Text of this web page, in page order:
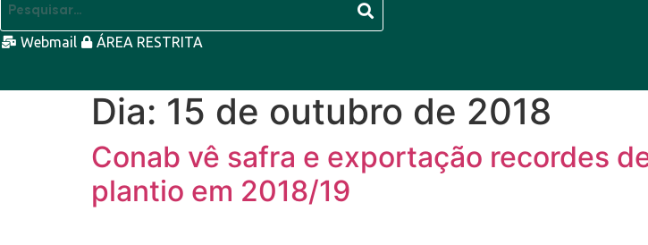
Webmail ÁREA RESTRITA
Dia: 15 de outubro de 2018
Conab vê safra e exportação recordes
plantio em 2018/19